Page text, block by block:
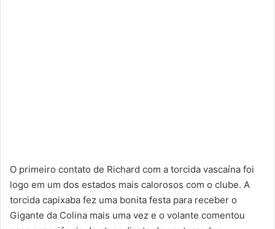
O primeiro contato de Richard com a torcida vascaína foi
logo em um dos estados mais calorosos com o clube. A
torcida capixaba fez uma bonita festa para receber o
Gigante da Colina mais uma vez e o volante comentou